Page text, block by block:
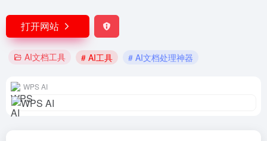
打开网站
AI文档工具 # AI工具 # AI文档处理神器
WPS AI